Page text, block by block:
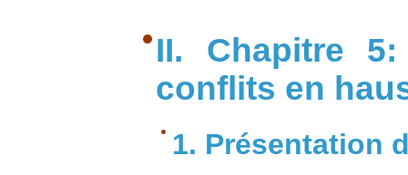
II. Chapitre
conflits en
1. Présentation